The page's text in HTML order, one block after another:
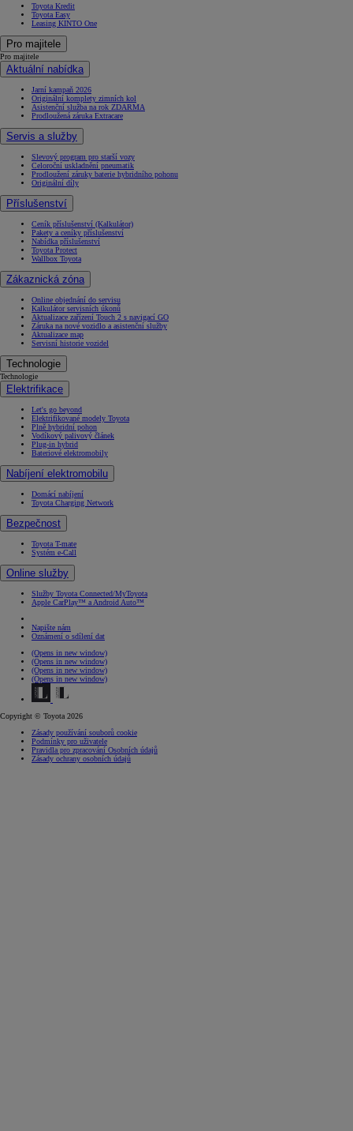
Toyota Kredit
Toyota Easy
Leasing KINTO One
Pro majitele
Pro majitele
Aktuální nabídka
Jarní kampaň 2026
Originální komplety zimních kol
Asistenční služba na rok ZDARMA
Prodloužená záruka Extracare
Servis a služby
Slevový program pro starší vozy
Celoroční uskladnění pneumatik
Prodloužení záruky baterie hybridního pohonu
Originální díly
Příslušenství
Ceník příslušenství (Kalkulátor)
Pakety a ceníky příslušenství
Nabídka příslušenství
Toyota Protect
Wallbox Toyota
Zákaznická zóna
Online objednání do servisu
Kalkulátor servisních úkonů
Aktualizace zařízení Touch 2 s navigací GO
Záruka na nové vozidlo a asistenční služby
Aktualizace map
Servisní historie vozidel
Technologie
Technologie
Elektrifikace
Let's go beyond
Elektrifikované modely Toyota
Plně hybridní pohon
Vodíkový palivový článek
Plug-in hybrid
Bateriové elektromobily
Nabíjení elektromobilu
Domácí nabíjení
Toyota Charging Network
Bezpečnost
Toyota T-mate
Systém e-Call
Online služby
Služby Toyota Connected/MyToyota
Apple CarPlay™ a Android Auto™
Napište nám
Oznámení o sdílení dat
(Opens in new window)
(Opens in new window)
(Opens in new window)
(Opens in new window)
Copyright © Toyota 2026
Zásady používání souborů cookie
Podmínky pro uživatele
Pravidla pro zpracování Osobních údajů
Zásady ochrany osobních údajů